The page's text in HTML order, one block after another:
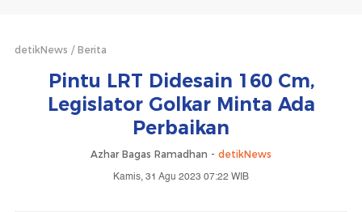
detikNews Berita
Pintu LRT Didesain 160 Cm,
Legislator Golkar Minta Ada
Perbaikan
Azhar Bagas Ramadhan - detikNews
Kamis, 31 Agu 2023 07:22 WIB